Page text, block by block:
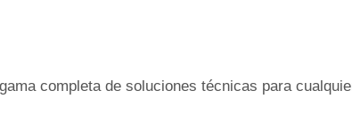
completa de soluciones técnicas para